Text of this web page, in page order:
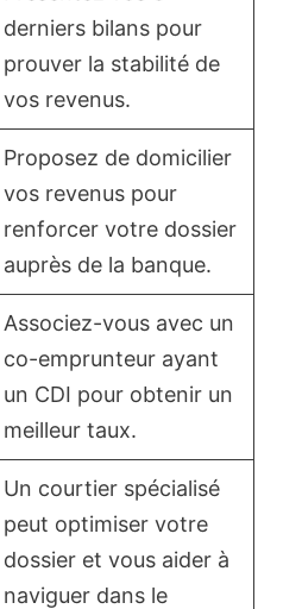
derniers bilans pour
prouver la stabilité de
vos revenus.
Proposez de domicilier
vos revenus pour
renforcer votre dossier
auprès de la banque.
Associez-vous avec un
co-emprunteur ayant
un CDI pour obtenir un
meilleur taux.
Un courtier spécialisé
peut optimiser votre
dossier et vous aider à
naviguer dans le